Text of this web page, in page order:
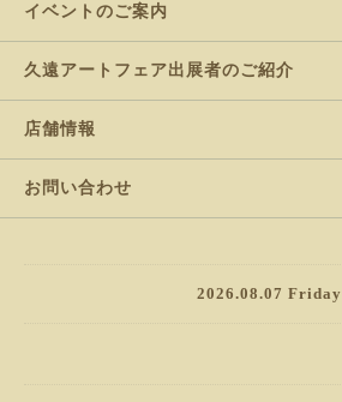
イベントのご案内
久遠アートフェア出展者のご紹介
店舗情報
お問い合わせ
2026.08.07 Friday